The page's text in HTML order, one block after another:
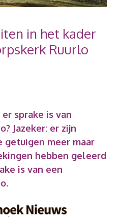
in het kader
Ruurlo
sprake is van
Jazeker: er zijn
getuigen meer maar
hebben geleerd
is van een